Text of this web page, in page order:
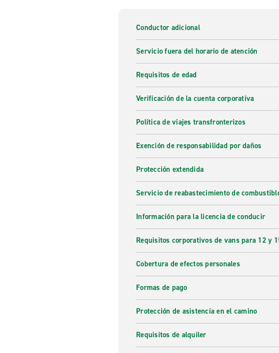
Conductor adicional
Servicio fuera del horario de atención
Requisitos de edad
Verificación de la cuenta corporativa
Política de viajes transfronterizos
Exención de responsabilidad por daños
Protección extendida
Servicio de reabastecimiento de
Información para la licencia de conducir
Requisitos corporativos de vans para 12 y
Cobertura de efectos personales
Formas de pago
Protección de asistencia en el camino
Requisitos de alquiler